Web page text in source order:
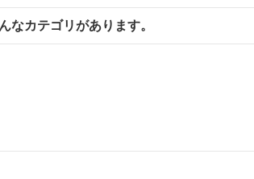
なカテゴリがあります。